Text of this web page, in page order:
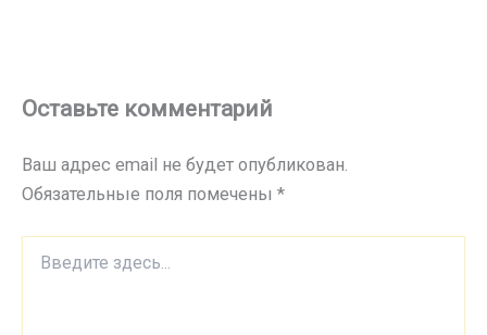
Оставьте комментарий
Ваш адрес email не будет опубликован.
Обязательные поля помечены *
здесь...